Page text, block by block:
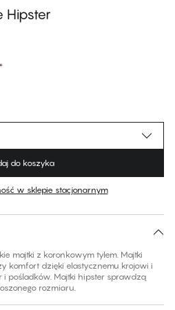
Hipster
*
dla tego produktu
do koszyka
w sklepie stacjonarnym
majtki z koronkowym tyłem. Majtki
komfort dzięki elastycznemu krojowi i
i pośladków. Majtki hipster sprawdzą
rozmiaru.